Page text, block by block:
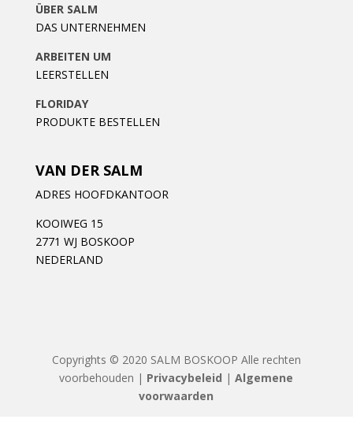
ÜBER SALM
DAS UNTERNEHMEN
ARBEITEN UM
LEERSTELLEN
FLORIDAY
PRODUKTE BESTELLEN
VAN DER SALM
ADRES HOOFDKANTOOR
KOOIWEG 15
2771 WJ BOSKOOP
NEDERLAND
Copyrights © 2020 SALM BOSKOOP Alle rechten
voorbehouden | Privacybeleid |Algemene
voorwaarden